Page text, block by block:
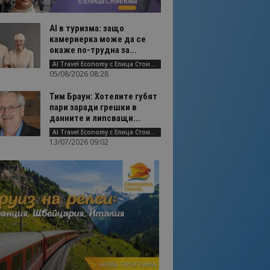
AI в туризма: защо
камериерка може да се
окаже по-трудна за...
AI Travel Economy с Елица Стоилова
05/08/2026 08:28
Тим Браун: Хотелите губят
пари заради грешки в
данните и липсващи...
AI Travel Economy с Елица Стоилова
13/07/2026 09:02